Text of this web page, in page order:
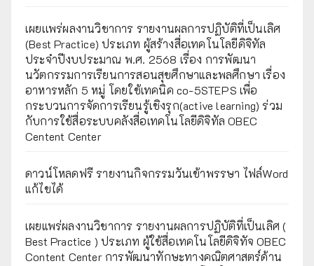
เผยเเพร่ผลงานวิชาการ รายงานผลการปฏิบัติที่เป็นเลิศ
(Best Practice) ประเภท ผู้สร้างสื่อเทคโนโลยีดิจิทัล
ประจำปีงบประมาณ พ.ศ. 2568 เรื่อง การพัฒนา
นวัตกรรมการเรียนการสอนสุขศึกษาและพลศึกษา เรื่อง
อาหารหลัก 5 หมู่ โดยใช้เทคนิค co-5STEPS เพื่อ
กระบวนการจัดการเรียนรู้เชิงรุก(active learning) ร่วม
กับการใช้สื่อระบบคลังสื่อเทคโนโลยีดิจิทัล OBEC
Centent Center
ดาวน์โหลดฟรี รายงานกิจกรรมวันเข้าพรรษา ไฟล์Word
แก้ไขได้
เผยแพร่ผลงานวิชาการ รายงานผลการปฏิบัติที่เป็นเลิศ (
Best Practice ) ประเภท ผู้ใช้สื่อเทคโนโลยีดิจิทัจ OBEC
Content Center การพัฒนาทักษะทางคณิตศาสตร์ด้าน